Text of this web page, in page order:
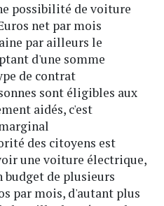
possibilité de voiture
net par mois
par ailleurs le
d'une somme
de contrat
sont éligibles aux
aidés, c'est
des citoyens est
une voiture électrique,
budget de plusieurs
par mois, d'autant plus